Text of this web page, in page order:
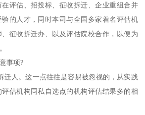
评估、招投标、征收拆迁、企业重组合并
的人才，同时本司与全国多家着名评估机
征收拆迁办、以及评估院校合作，以便为
事项?
迁人。这一点往往是容易被忽视的，从实践
估机构同私自选点的机构评估结果多的相